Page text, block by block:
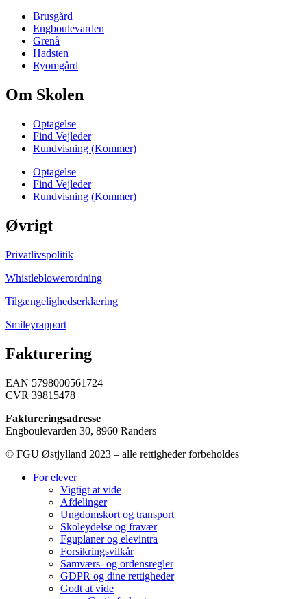
Brusgård
Engboulevarden
Grenå
Hadsten
Ryomgård
Om Skolen
Optagelse
Find Vejleder
Rundvisning (Kommer)
Optagelse
Find Vejleder
Rundvisning (Kommer)
Øvrigt
Privatlivspolitik
Whistleblowerordning
Tilgængelighedserklæring
Smileyrapport
Fakturering
EAN 5798000561724
CVR 39815478
Faktureringsadresse
Engboulevarden 30, 8960 Randers
© FGU Østjylland 2023 – alle rettigheder forbeholdes
For elever
Vigtigt at vide
Afdelinger
Ungdomskort og transport
Skoleydelse og fravær
Fguplaner og elevintra
Forsikringsvilkår
Samværs- og ordensregler
GDPR og dine rettigheder
Godt at vide